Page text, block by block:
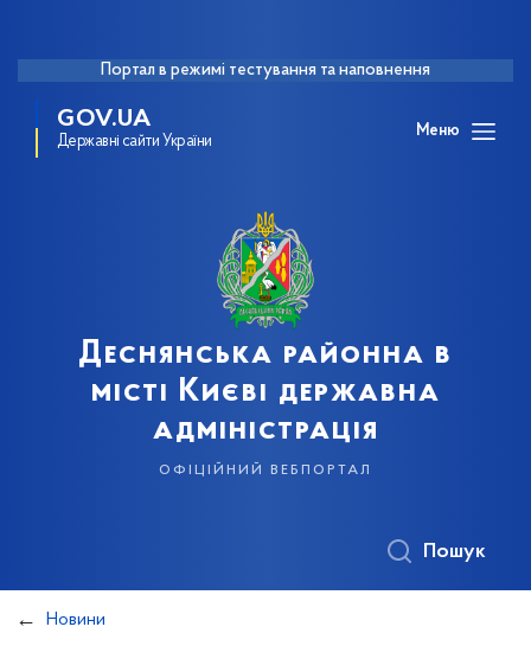
Портал в режимі тестування та наповнення
GOV.UA
Державні сайти України
Меню
Деснянська районна в
місті Києві державна
адміністрація
офіційний вебпортал
Пошук
Новини